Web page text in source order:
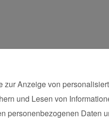
Kursart
Anzeige von
und Lesen von
personenbezogenen Daten